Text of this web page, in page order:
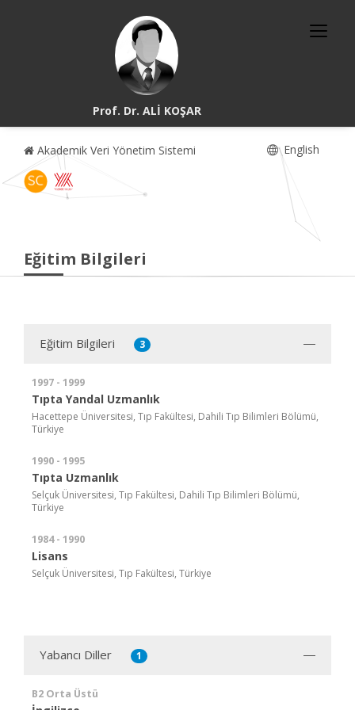
Prof. Dr. ALİ KOŞAR
Akademik Veri Yönetim Sistemi English
Eğitim Bilgileri
Eğitim Bilgileri 3
1997 - 1999
Tıpta Yandal Uzmanlık
Hacettepe Üniversitesi, Tıp Fakültesi, Dahili Tıp Bilimleri Bölümü,
Türkiye
1990 - 1995
Tıpta Uzmanlık
Selçuk Üniversitesi, Tıp Fakültesi, Dahili Tıp Bilimleri Bölümü,
Türkiye
1984 - 1990
Lisans
Selçuk Üniversitesi, Tıp Fakültesi, Türkiye
Yabancı Diller 1
B2 Orta Üstü